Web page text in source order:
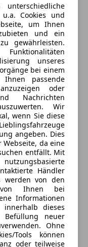
Cookies und
um Ihnen
und ein
gewährleisten.
unseres
bei einem
Ihnen passende
oder
Nachrichten
Wir
wenn Sie diese
angeben. Dies
da eine
entfällt. Mit
Händler
werden von den
Ihnen bei
Informationen
dieses
Befüllung neuer
Ohne
Tools können
oder teilweise